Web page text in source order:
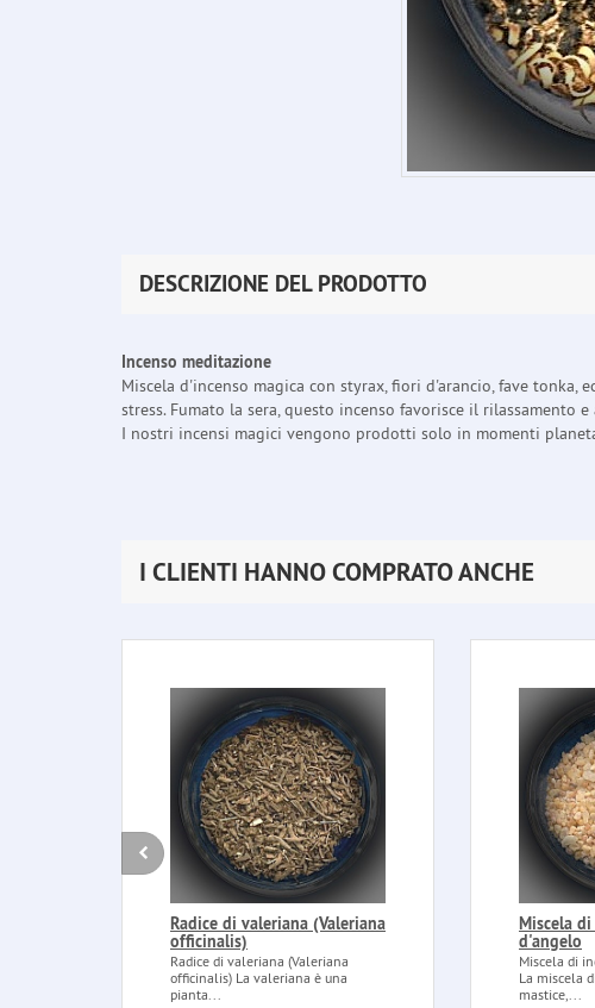
DESCRIZIONE DEL PRODOTTO
Incenso meditazione
Miscela d'incenso magica con styrax, fiori d'arancio, fave
stress. Fumato la sera, questo incenso favorisce il rilassamento
I nostri incensi magici vengono prodotti solo in momenti
I CLIENTI HANNO COMPRATO ANCHE
Radice di valeriana (Valeriana
officinalis)
Radice di valeriana (Valeriana
officinalis) La valeriana è una
pianta...
Miscela
d'angelo
Miscela di
La miscela
mastice,...